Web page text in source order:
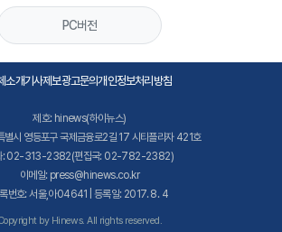
PC버전
소개기사제보광고문의개인정보처리방침
제호: hinews(하이뉴스)
별시 영등포구 국제금융로2길 17 시티플라자 421호
: 02-313-2382(편집국: 02-782-2382)
이메일: press@hinews.co.kr
번호: 서울,아04641 | 등록일: 2017. 8. 4
by Hinews. All rights reserved.